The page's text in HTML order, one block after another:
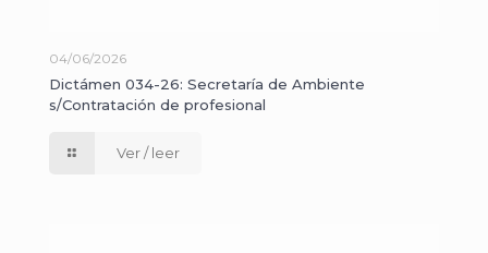
04/06/2026
Dictámen 034-26: Secretaría de Ambiente
s/Contratación de profesional
Ver / leer